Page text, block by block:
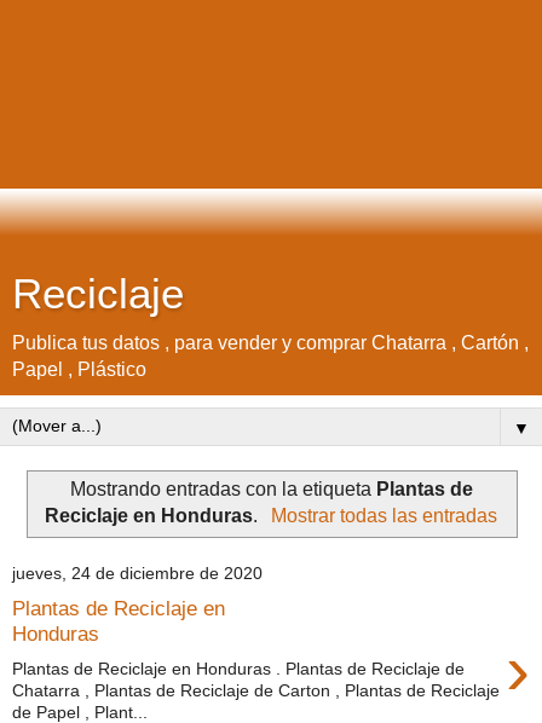
Reciclaje
Publica tus datos , para vender y comprar Chatarra , Cartón ,
Papel , Plástico
▼
Mostrando entradas con la etiqueta Plantas de
Reciclaje en Honduras. Mostrar todas las entradas
jueves, 24 de diciembre de 2020
Plantas de Reciclaje en
Honduras
›
Plantas de Reciclaje en Honduras . Plantas de Reciclaje de
Chatarra , Plantas de Reciclaje de Carton , Plantas de Reciclaje
de Papel , Plant...